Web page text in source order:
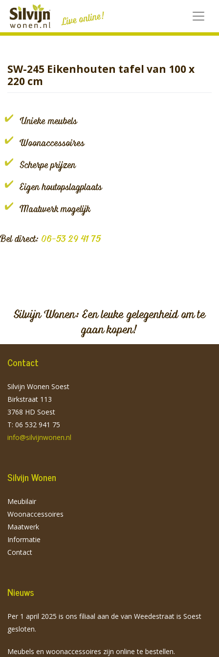
Skip
content
SW-245 Eikenhouten tafel van 100 x
220 cm
Unieke meubels
Woonaccessoires
Scherpe prijzen
Eigen houtopslagplaats
Maatwerk mogelijk
Bel direct: 06-53 29 41 75
Silvijn Wonen: Een leuke gelegenheid om te
gaan kopen!
Contact
Silvijn Wonen Soest
Birkstraat 113
3768 HD Soest
T: 06 532 941 75
info@silvijnwonen.nl
Silvijn Wonen
Meubilair
Woonaccessoires
Maatwerk
Informatie
Contact
Nieuws
Per 1 april 2025 is ons filiaal aan de van Weedestraat is Soest
gesloten.
Meubels en woonaccessoires zijn online te bestellen.